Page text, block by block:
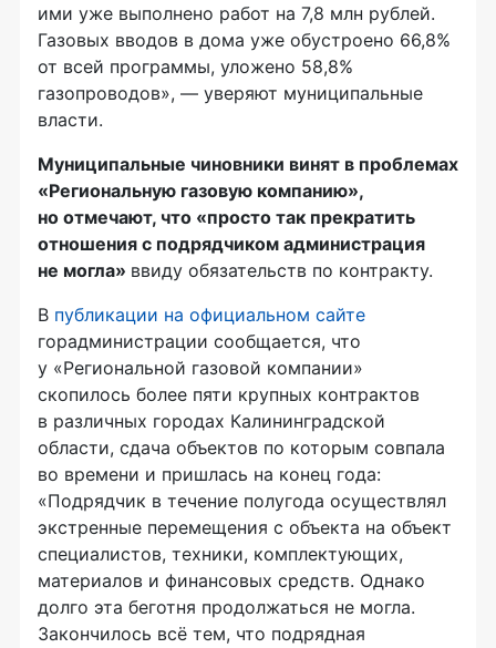
ими уже выполнено работ на 7,8 млн рублей.
Газовых вводов в дома уже обустроено 66,8%
от всей программы, уложено 58,8%
газопроводов», — уверяют муниципальные
власти.
Муниципальные чиновники винят в проблемах
«Региональную газовую компанию»,
но отмечают, что «просто так прекратить
отношения с подрядчиком администрация
не могла» ввиду обязательств по контракту.
В публикации на официальном сайте
горадминистрации сообщается, что
у «Региональной газовой компании»
скопилось более пяти крупных контрактов
в различных городах Калининградской
области, сдача объектов по которым совпала
во времени и пришлась на конец года:
«Подрядчик в течение полугода осуществлял
экстренные перемещения с объекта на объект
специалистов, техники, комплектующих,
материалов и финансовых средств. Однако
долго эта беготня продолжаться не могла.
Закончилось всё тем, что подрядная